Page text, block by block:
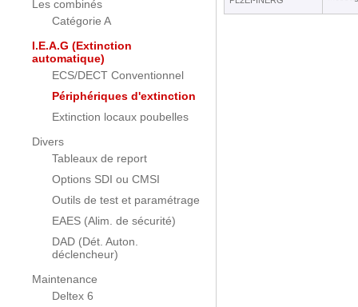
Les combinés
Catégorie A
I.E.A.G (Extinction
automatique)
ECS/DECT Conventionnel
Périphériques d'extinction
Extinction locaux poubelles
Divers
Tableaux de report
Options SDI ou CMSI
Outils de test et paramétrage
EAES (Alim. de sécurité)
DAD (Dét. Auton.
déclencheur)
Maintenance
Deltex 6